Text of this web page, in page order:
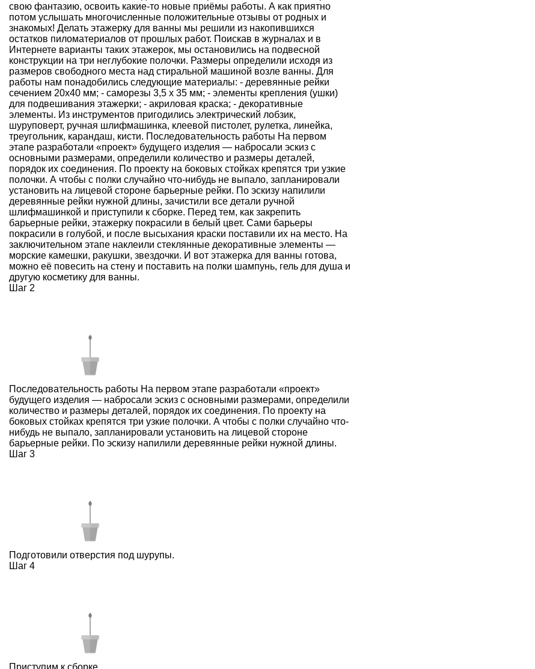
свою фантазию, освоить какие-то новые приёмы работы. А как приятно
потом услышать многочисленные положительные отзывы от родных и
знакомых! Делать этажерку для ванны мы решили из накопившихся
остатков пиломатериалов от прошлых работ. Поискав в журналах и в
Интернете варианты таких этажерок, мы остановились на подвесной
конструкции на три неглубокие полочки. Размеры определили исходя из
размеров свободного места над стиральной машиной возле ванны. Для
работы нам понадобились следующие материалы: - деревянные рейки
сечением 20х40 мм; - саморезы 3,5 х 35 мм; - элементы крепления (ушки)
для подвешивания этажерки; - акриловая краска; - декоративные
элементы. Из инструментов пригодились электрический лобзик,
шуруповерт, ручная шлифмашинка, клеевой пистолет, рулетка, линейка,
треугольник, карандаш, кисти. Последовательность работы На первом
этапе разработали «проект» будущего изделия — набросали эскиз с
основными размерами, определили количество и размеры деталей,
порядок их соединения. По проекту на боковых стойках крепятся три узкие
полочки. А чтобы с полки случайно что-нибудь не выпало, запланировали
установить на лицевой стороне барьерные рейки. По эскизу напилили
деревянные рейки нужной длины, зачистили все детали ручной
шлифмашинкой и приступили к сборке. Перед тем, как закрепить
барьерные рейки, этажерку покрасили в белый цвет. Сами барьеры
покрасили в голубой, и после высыхания краски поставили их на место. На
заключительном этапе наклеили стеклянные декоративные элементы —
морские камешки, ракушки, звездочки. И вот этажерка для ванны готова,
можно её повесить на стену и поставить на полки шампунь, гель для душа и
другую косметику для ванны.
Шаг 2
Последовательность работы На первом этапе разработали «проект»
будущего изделия — набросали эскиз с основными размерами, определили
количество и размеры деталей, порядок их соединения. По проекту на
боковых стойках крепятся три узкие полочки. А чтобы с полки случайно что-
нибудь не выпало, запланировали установить на лицевой стороне
барьерные рейки. По эскизу напилили деревянные рейки нужной длины.
Шаг 3
Подготовили отверстия под шурупы.
Шаг 4
Приступим к сборке.